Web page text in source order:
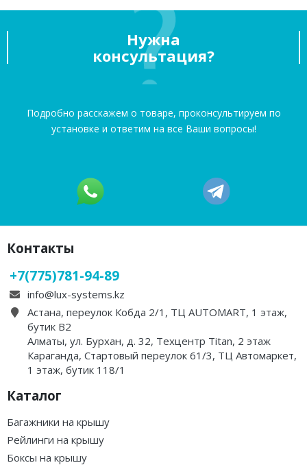
Нужна
консультация?
Подробно расскажем о товаре, проконсультируем по
установке и ответим на все Ваши вопросы!
Контакты
+7(775)781-94-89
info@lux-systems.kz
Астана, переулок Кобда 2/1, ТЦ AUTOMART, 1 этаж,
бутик B2
Алматы, ул. Бурхан, д. 32, Техцентр Titan, 2 этаж
Караганда, Стартовый переулок 61/3, ТЦ Автомаркет,
1 этаж, бутик 118/1
Каталог
Багажники на крышу
Рейлинги на крышу
Боксы на крышу